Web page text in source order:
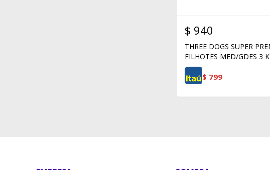
$ 940
THREE DOGS SUPER
FILHOTES MED/GDES 3
$ 799